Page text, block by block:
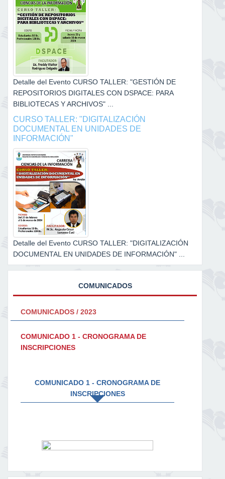
Detalle del Evento CURSO TALLER: "GESTIÓN DE
REPOSITORIOS DIGITALES CON DSPACE: PARA
BIBLIOTECAS Y ARCHIVOS" ...
CURSO TALLER: "DIGITALIZACIÓN
DOCUMENTAL EN UNIDADES DE
INFORMACIÓN"
Detalle del Evento CURSO TALLER: "DIGITALIZACIÓN
DOCUMENTAL EN UNIDADES DE INFORMACIÓN" ...
COMUNICADOS
COMUNICADOS / 2023
COMUNICADO 1 - CRONOGRAMA DE
INSCRIPCIONES
COMUNICADO 1 - CRONOGRAMA DE
INSCRIPCIONES